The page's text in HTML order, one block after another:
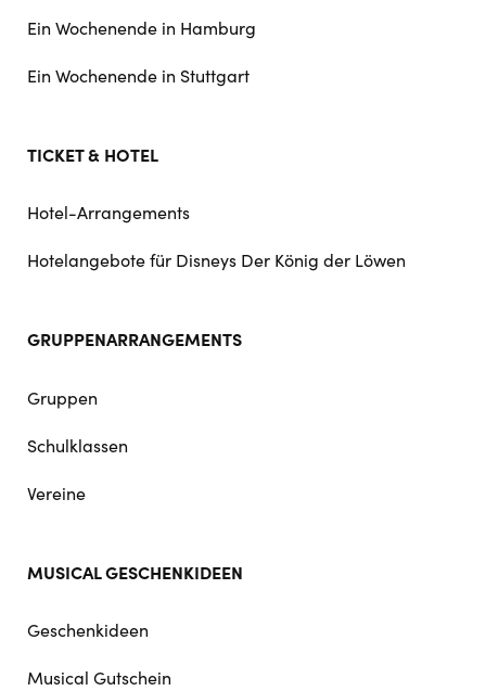
Ein Wochenende in Hamburg
Ein Wochenende in Stuttgart
TICKET & HOTEL
Hotel-Arrangements
Hotelangebote für Disneys Der König der Löwen
GRUPPENARRANGEMENTS
Gruppen
Schulklassen
Vereine
MUSICAL GESCHENKIDEEN
Geschenkideen
Musical Gutschein